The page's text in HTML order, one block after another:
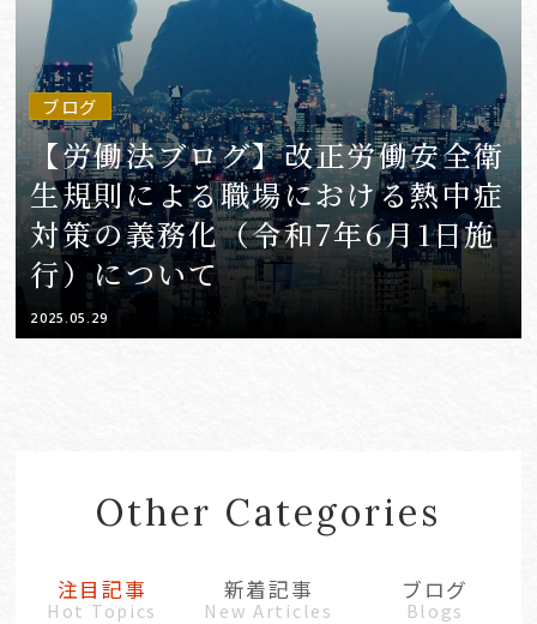
VIEW MORE
ブログ
【労働法ブログ】改正労働安全衛
生規則による職場における熱中症
対策の義務化（令和7年6月1日施
行）について
2025.05.29
Other Categories
注目記事
Hot Topics
新着記事
New Articles
ブログ
Blogs